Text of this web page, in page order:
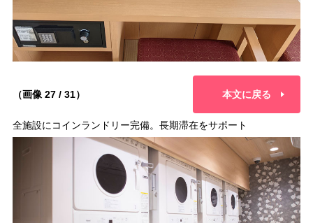
（画像 27 / 31） 本文に戻る
全施設にコインランドリー完備。長期滞在をサポート